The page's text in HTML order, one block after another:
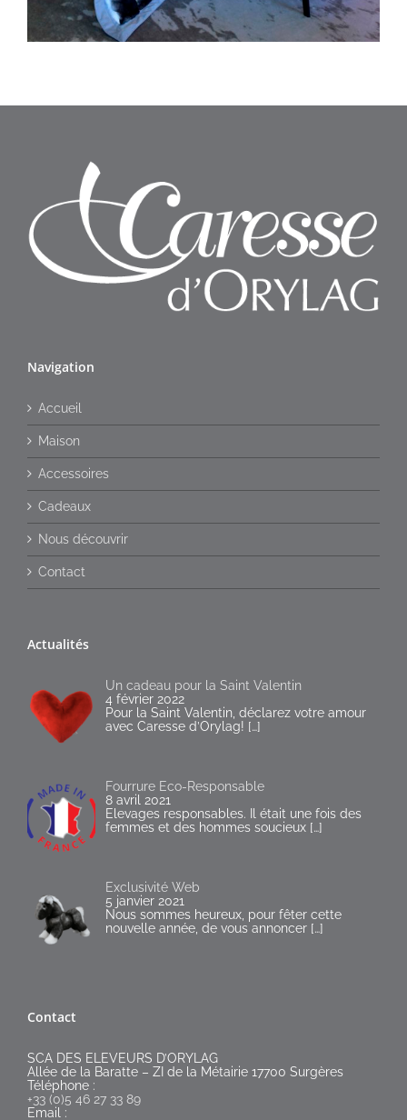
Navigation
Accueil
Maison
Accessoires
Cadeaux
Nous découvrir
Contact
Actualités
Un cadeau pour la Saint Valentin
4 février 2022
Pour la Saint Valentin, déclarez votre amour
avec Caresse d’Orylag! […]
Fourrure Eco-Responsable
8 avril 2021
Elevages responsables. Il était une fois des
femmes et des hommes soucieux […]
Exclusivité Web
5 janvier 2021
Nous sommes heureux, pour fêter cette
nouvelle année, de vous annoncer […]
Contact
SCA DES ELEVEURS D’ORYLAG
Allée de la Baratte – ZI de la Métairie 17700 Surgères
Téléphone :
+33 (0)5 46 27 33 89
Email :